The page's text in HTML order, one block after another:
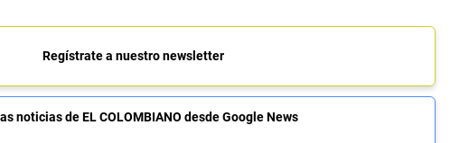
Regístrate a nuestro newsletter
noticias de EL COLOMBIANO desde Google News